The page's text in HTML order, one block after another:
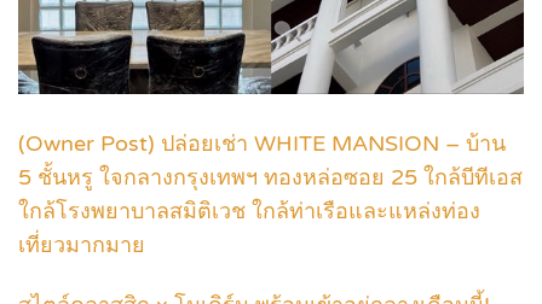
(Owner Post) ปล่อยเช่า WHITE MANSION – บ้าน
5 ชั้นหรู ใจกลางกรุงเทพฯ ทองหล่อซอย 25 ใกล้บีทีเอส
ใกล้โรงพยาบาลสมิติเวช ใกล้ท่าเรือและแหล่งท่อง
เที่ยวมากมาย